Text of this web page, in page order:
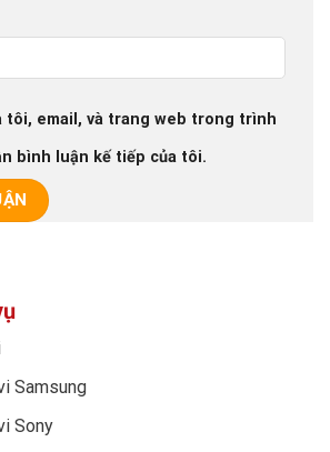
tôi, email, và trang web trong trình
bình luận kế tiếp của tôi.
Samsung
Sony